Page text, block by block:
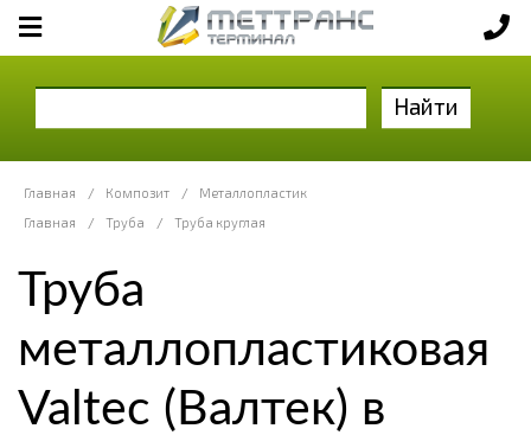
Найти
Главная / Композит /
Металлопластик
Главная
/ Труба / Труба круглая
Труба
металлопластиковая
Valtec (Валтек) в